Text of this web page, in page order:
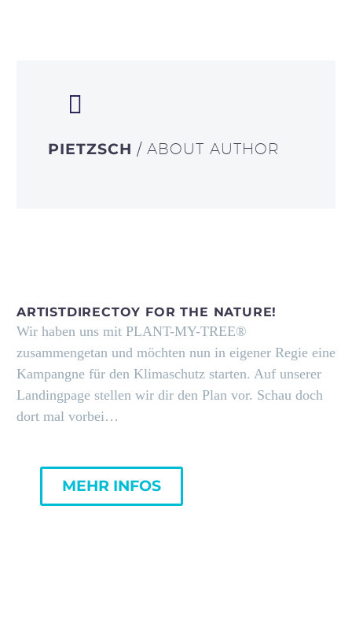
PIETZSCH / ABOUT AUTHOR
ARTISTDIRECTOY FOR THE NATURE!
Wir haben uns mit PLANT-MY-TREE®
zusammengetan und möchten nun in eigener Regie eine
Kampangne für den Klimaschutz starten. Auf unserer
Landingpage stellen wir dir den Plan vor. Schau doch
dort mal vorbei…
MEHR INFOS